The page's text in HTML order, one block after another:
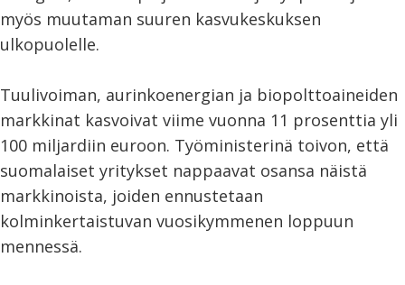
myös muutaman suuren kasvukeskuksen
ulkopuolelle.
Tuulivoiman, aurinkoenergian ja biopolttoaineiden
markkinat kasvoivat viime vuonna 11 prosenttia yli
100 miljardiin euroon. Työministerinä toivon, että
suomalaiset yritykset nappaavat osansa näistä
markkinoista, joiden ennustetaan
kolminkertaistuvan vuosikymmenen loppuun
mennessä.